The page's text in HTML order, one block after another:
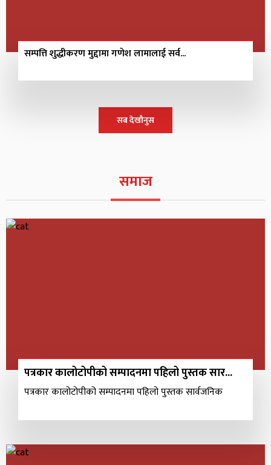
सम्पत्ति शुद्धीकरण मुद्दामा गणेश लामालाई सर्व...
सब देखौनुस
समाज
पत्रकार कालोटोपीको सम्पादनमा पहिलो पुस्तक सार...
पत्रकार कालोटोपीको सम्पादनमा पहिलो पुस्तक सार्वजनिक